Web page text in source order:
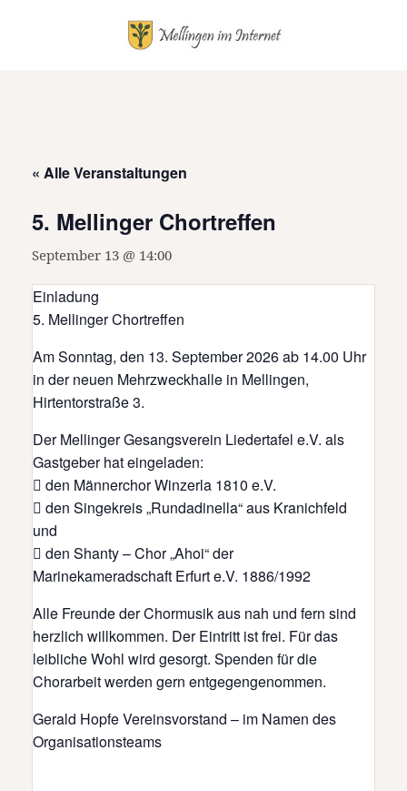
« Alle Veranstaltungen
5. Mellinger Chortreffen
September 13 @ 14:00
Einladung
5. Mellinger Chortreffen
Am Sonntag, den 13. September 2026 ab 14.00 Uhr
in der neuen Mehrzweckhalle in Mellingen,
Hirtentorstraße 3.
Der Mellinger Gesangsverein Liedertafel e.V. als
Gastgeber hat eingeladen:
 den Männerchor Winzerla 1810 e.V.
 den Singekreis „Rundadinella“ aus Kranichfeld
und
 den Shanty – Chor „Ahoi“ der
Marinekameradschaft Erfurt e.V. 1886/1992
Alle Freunde der Chormusik aus nah und fern sind
herzlich willkommen. Der Eintritt ist frei. Für das
leibliche Wohl wird gesorgt. Spenden für die
Chorarbeit werden gern entgegengenommen.
Gerald Hopfe Vereinsvorstand – im Namen des
Organisationsteams